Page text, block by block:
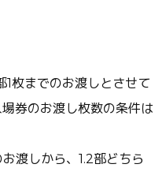
枚までのお渡しとさせて
券のお渡し枚数の条件は
渡しから、1.2部どちら